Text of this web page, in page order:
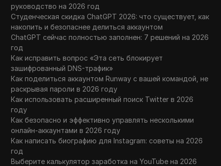
руководство на 2026 год
Студенческая скидка ChatGPT 2026: что существует, как
накопить и безопаснее делиться аккаунтом
ChatGPT сейчас полностью заполнен: 7 решений на 2026
год
Как исправить вопрос «Эта сеть блокирует
зашифрованный DNS-трафик»
Как поделиться аккаунтом Runway с вашей командой, не
раскрывая пароли в 2026 году
Как использовать расширенный поиск Twitter в 2026
году
Как безопасно и эффективно управлять несколькими
онлайн-аккаунтами в 2026 году
Как написать биографию для Instagram: советы на 2026
год
Выберите калькулятор заработка на YouTube на 2026